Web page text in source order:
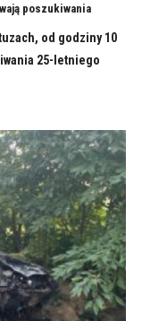
poszukiwania
od godziny 10
25-letniego